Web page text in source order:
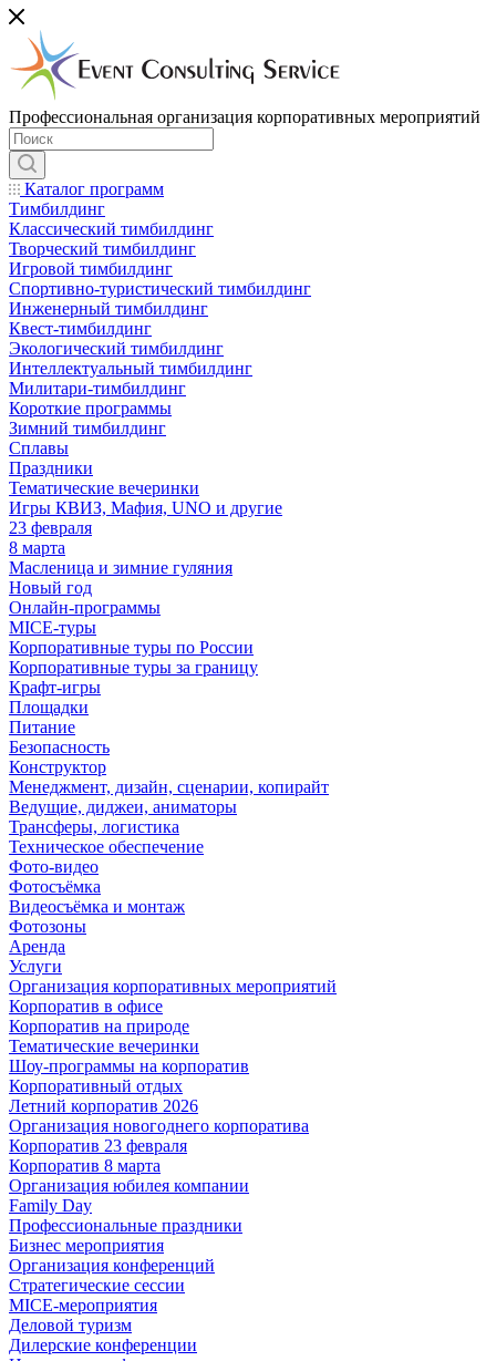
Профессиональная организация корпоративных мероприятий
Каталог программ
Тимбилдинг
Классический тимбилдинг
Творческий тимбилдинг
Игровой тимбилдинг
Спортивно-туристический тимбилдинг
Инженерный тимбилдинг
Квест-тимбилдинг
Экологический тимбилдинг
Интеллектуальный тимбилдинг
Милитари-тимбилдинг
Короткие программы
Зимний тимбилдинг
Сплавы
Праздники
Тематические вечеринки
Игры КВИЗ, Мафия, UNO и другие
23 февраля
8 марта
Масленица и зимние гуляния
Новый год
Онлайн-программы
MICE‑туры
Корпоративные туры по России
Корпоративные туры за границу
Крафт-игры
Площадки
Питание
Безопасность
Конструктор
Менеджмент, дизайн, сценарии, копирайт
Ведущие, диджеи, аниматоры
Трансферы, логистика
Техническое обеспечение
Фото-видео
Фотосъёмка
Видеосъёмка и монтаж
Фотозоны
Аренда
Услуги
Организация корпоративных мероприятий
Корпоратив в офисе
Корпоратив на природе
Тематические вечеринки
Шоу-программы на корпоратив
Корпоративный отдых
Летний корпоратив 2026
Организация новогоднего корпоратива
Корпоратив 23 февраля
Корпоратив 8 марта
Организация юбилея компании
Family Day
Профессиональные праздники
Бизнес мероприятия
Организация конференций
Стратегические сессии
MICE-мероприятия
Деловой туризм
Дилерские конференции